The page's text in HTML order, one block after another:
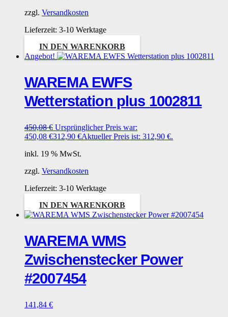
zzgl. Versandkosten
Lieferzeit: 3-10 Werktage
IN DEN WARENKORB
Angebot!
WAREMA EWFS
Wetterstation plus 1002811
450,08€ Ursprünglicher Preis war:
450,08 €312,90 €Aktueller Preis ist: 312,90 €.
inkl. 19 % MwSt.
zzgl. Versandkosten
Lieferzeit: 3-10 Werktage
IN DEN WARENKORB
WAREMA WMS
Zwischenstecker Power
#2007454
141,84 €